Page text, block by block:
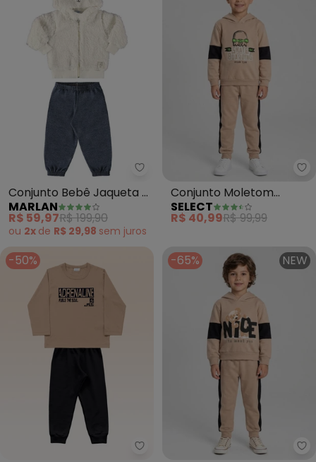
Marlan - Conjunto Bebê
Conjunto Bebê Jaqueta e
Calça Moletom Jeans
(Bege)
MARLAN
R$ 59,97R$ 199,90
ou 2x de R$ 29,98 sem juros
Conjunto Moletom
Menino Blusão e Calça
(Bege)
SELECT
R$ 40,99R$ 99,99
-50%
Fakini Kids - Conjunto
-65% NEW